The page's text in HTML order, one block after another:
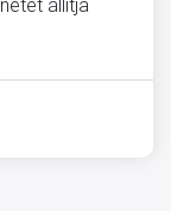
állítja